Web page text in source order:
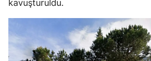
kavuşturuldu.